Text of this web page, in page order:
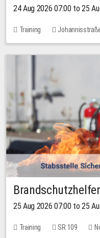
24 Aug 2026 07:00 to 25
Training
No free places
25 Aug 2026 07:00 to 25
Training SR 109